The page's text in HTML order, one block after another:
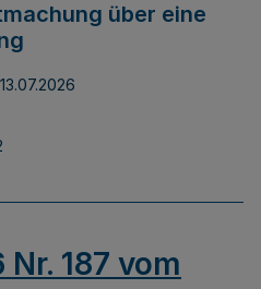
über eine
13.07.2026
187 vom